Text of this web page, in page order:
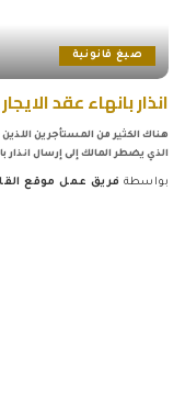
صيغ قانونية
انذار بانهاء عقد
هناك الكثير من المستأجرين اللذين
الذي يضطر المالك إلى إرسال انذار
Posted
بواسطة فريق عمل موقع